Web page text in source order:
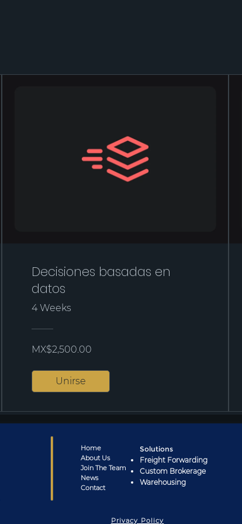
Decisiones basadas en
datos
4 Weeks
MX$2,500.00
Unirse
Home
About Us
Join The Team
News
Contact
Solutions
Freight Forwarding
Custom Brokerage
Warehousing
Privacy Policy